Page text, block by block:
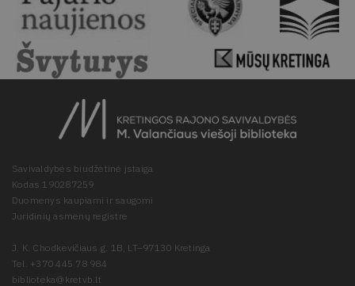
Savivaldybės biudžetinė įstaiga
Kodas 190287259
Duomenys kaupiami ir saugomi
Juridinių asmenų registre
J. K. Chodkevičiaus g. 1B, LT–97130 Kretinga
Tel. +370 445 78 984
biblioteka@kretvb.lt